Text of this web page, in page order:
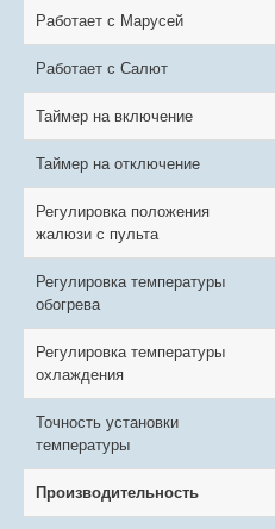
Работает с Марусей
Работает с Салют
Таймер на включение
Таймер на отключение
Регулировка положения
жалюзи с пульта
Регулировка температуры
обогрева
Регулировка температуры
охлаждения
Точность установки
температуры
Производительность